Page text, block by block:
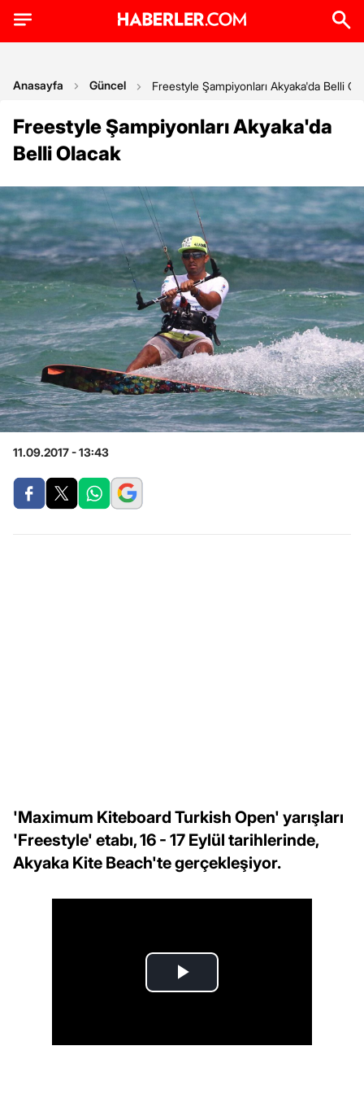
Anasayfa Güncel Freestyle Şampiyonları Akyaka'da Belli
Freestyle Şampiyonları Akyaka'da
Belli Olacak
11.09.2017 - 13:43
'Maximum Kiteboard Turkish Open' yarışları
'Freestyle' etabı, 16 - 17 Eylül tarihlerinde,
Akyaka Kite Beach'te gerçekleşiyor.